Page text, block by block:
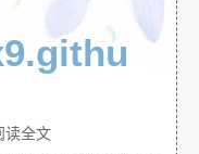
读全文